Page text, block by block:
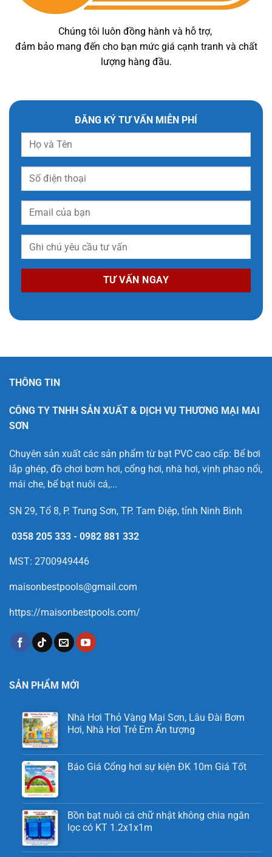
Chúng tôi luôn đồng hành và hỗ trợ,
đảm bảo mang đến cho bạn mức giá cạnh tranh và chất
lượng hàng đầu.
ĐĂNG KÝ TƯ VẤN MIỄN PHÍ
THÔNG TIN
CÔNG TY TNHH SẢN XUẤT & DỊCH VỤ THƯƠNG MẠI MAI
SƠN
Chuyên sản xuất các sản phẩm từ bạt PVC cao cấp: Bể bơi
lắp ghép, đồ chơi bơm hơi, cổng hơi, nhà hơi, vịnh phao nổi,
mái che, bể bạt nuôi cá,...
SN 29, Tổ 8, P. Trung Sơn, TP. Tam Điệp, tỉnh Ninh Bình
0358 205 333 - 0982 881 332
MST: 2700949446
maisonbestpools@gmail.com
https://maisonbestpools.com/
SẢN PHẨM MỚI
Nhà Hơi Thỏ Vàng Mai Sơn, Lâu Đài Bơm
Hơi, Nhà Hơi Trẻ Em Ấn tượng
Báo Giá Cổng hơi sự kiện ĐK 10m Giá Tốt
Bồn bạt nuôi cá chữ nhật không chia ngăn
lọc có KT 1.2x1x1m